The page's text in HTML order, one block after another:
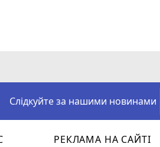
Слідкуйте за нашими новинами
РЕКЛАМА НА САЙТІ